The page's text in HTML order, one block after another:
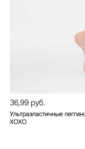
36,99 руб.
Ультраэластичные
XOXO